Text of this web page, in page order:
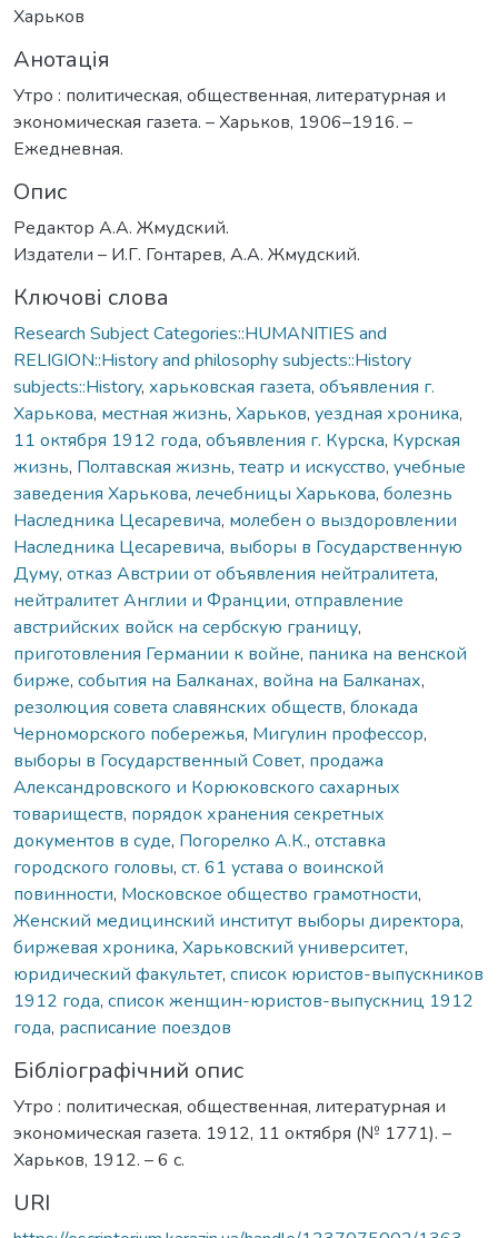
Харьков
Анотація
Утро : политическая, общественная, литературная и
экономическая газета. – Харьков, 1906–1916. –
Ежедневная.
Опис
Редактор А.А. Жмудский.
Издатели – И.Г. Гонтарев, А.А. Жмудский.
Ключові слова
Research Subject Categories::HUMANITIES and
RELIGION::History and philosophy subjects::History
subjects::History, харьковская газета, объявления г.
Харькова, местная жизнь, Харьков, уездная хроника,
11 октября 1912 года, объявления г. Курска, Курская
жизнь, Полтавская жизнь, театр и искусство, учебные
заведения Харькова, лечебницы Харькова, болезнь
Наследника Цесаревича, молебен о выздоровлении
Наследника Цесаревича, выборы в Государственную
Думу, отказ Австрии от объявления нейтралитета,
нейтралитет Англии и Франции, отправление
австрийских войск на сербскую границу,
приготовления Германии к войне, паника на венской
бирже, события на Балканах, война на Балканах,
резолюция совета славянских обществ, блокада
Черноморского побережья, Мигулин профессор,
выборы в Государственный Совет, продажа
Александровского и Корюковского сахарных
товариществ, порядок хранения секретных
документов в суде, Погорелко А.К., отставка
городского головы, ст. 61 устава о воинской
повинности, Московское общество грамотности,
Женский медицинский институт выборы директора,
биржевая хроника, Харьковский университет,
юридический факультет, список юристов-выпускников
1912 года, список женщин-юристов-выпускниц 1912
года, расписание поездов
Бібліографічний опис
Утро : политическая, общественная, литературная и
экономическая газета. 1912, 11 октября (№ 1771). –
Харьков, 1912. – 6 с.
URI